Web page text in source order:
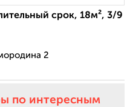
срок, 18м², 3/9
2
по интересным